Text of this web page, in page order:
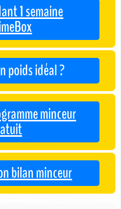
1 semaine
poids idéal ?
minceur
bilan minceur